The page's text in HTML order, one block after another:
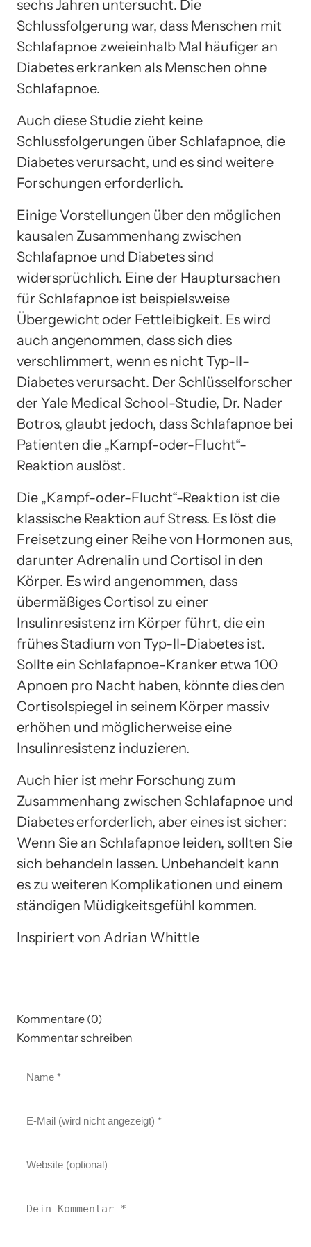
sechs Jahren untersucht. Die
Schlussfolgerung war, dass Menschen mit
Schlafapnoe zweieinhalb Mal häufiger an
Diabetes erkranken als Menschen ohne
Schlafapnoe.
Auch diese Studie zieht keine
Schlussfolgerungen über Schlafapnoe, die
Diabetes verursacht, und es sind weitere
Forschungen erforderlich.
Einige Vorstellungen über den möglichen
kausalen Zusammenhang zwischen
Schlafapnoe und Diabetes sind
widersprüchlich. Eine der Hauptursachen
für Schlafapnoe ist beispielsweise
Übergewicht oder Fettleibigkeit. Es wird
auch angenommen, dass sich dies
verschlimmert, wenn es nicht Typ-II-
Diabetes verursacht. Der Schlüsselforscher
der Yale Medical School-Studie, Dr. Nader
Botros, glaubt jedoch, dass Schlafapnoe bei
Patienten die „Kampf-oder-Flucht“-
Reaktion auslöst.
Die „Kampf-oder-Flucht“-Reaktion ist die
klassische Reaktion auf Stress. Es löst die
Freisetzung einer Reihe von Hormonen aus,
darunter Adrenalin und Cortisol in den
Körper. Es wird angenommen, dass
übermäßiges Cortisol zu einer
Insulinresistenz im Körper führt, die ein
frühes Stadium von Typ-II-Diabetes ist.
Sollte ein Schlafapnoe-Kranker etwa 100
Apnoen pro Nacht haben, könnte dies den
Cortisolspiegel in seinem Körper massiv
erhöhen und möglicherweise eine
Insulinresistenz induzieren.
Auch hier ist mehr Forschung zum
Zusammenhang zwischen Schlafapnoe und
Diabetes erforderlich, aber eines ist sicher:
Wenn Sie an Schlafapnoe leiden, sollten Sie
sich behandeln lassen. Unbehandelt kann
es zu weiteren Komplikationen und einem
ständigen Müdigkeitsgefühl kommen.
Inspiriert von Adrian Whittle
Kommentare (0)
Kommentar schreiben